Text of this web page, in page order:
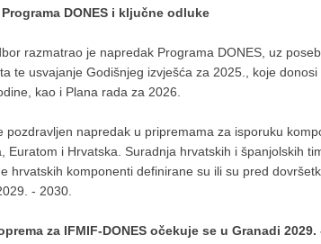
DONES i ključne odluke
razmatrao je napredak Programa DONES, uz
te usvajanje Godišnjeg izvješća za 2025., koje
kao i Plana rada za 2026.
pozdravljen napredak u pripremama za isporuku
Euratom i Hrvatska. Suradnja hrvatskih i španjolskih
hrvatskih komponenti definirane su ili su pred
- 2030.
za IFMIF-DONES očekuje se u Granadi 2029.